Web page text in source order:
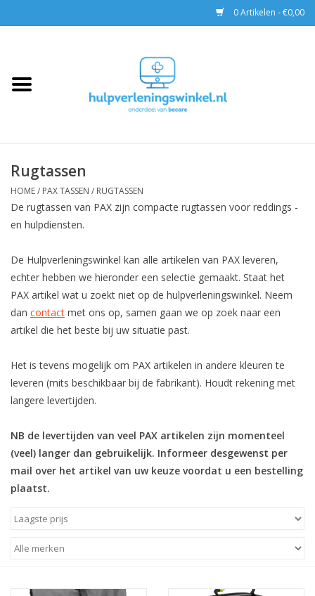
0 Artikelen - €0,00
EHBO
Pax tassen
Trainingen
Rugtassen
HOME/ PAX TASSEN / RUGTASSEN
De rugtassen van PAX zijn compacte rugtassen voor reddings -
en hulpdiensten.
De Hulpverleningswinkel kan alle artikelen van PAX leveren,
echter hebben we hieronder een selectie gemaakt. Staat het
PAX artikel wat u zoekt niet op de hulpverleningswinkel. Neem
dan contact met ons op, samen gaan we op zoek naar een
artikel die het beste bij uw situatie past.
Het is tevens mogelijk om PAX artikelen in andere kleuren te
leveren (mits beschikbaar bij de fabrikant). Houdt rekening met
langere levertijden.
NB de levertijden van veel PAX artikelen zijn momenteel
(veel) langer dan gebruikelijk. Informeer desgewenst per
mail over het artikel van uw keuze voordat u een bestelling
plaatst.